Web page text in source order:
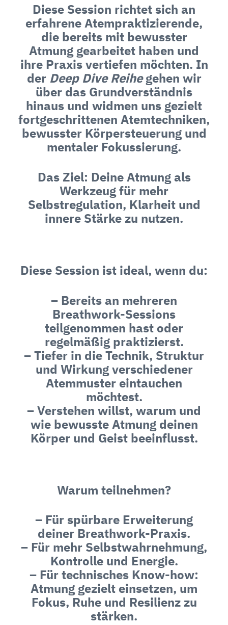
Diese Session richtet sich an
erfahrene Atempraktizierende,
die bereits mit bewusster
Atmung gearbeitet haben und
ihre Praxis vertiefen möchten. In
der Deep Dive Reihegehen wir
über das Grundverständnis
hinaus und widmen uns gezielt
fortgeschrittenen Atemtechniken,
bewusster Körpersteuerung und
mentaler Fokussierung.
Das Ziel: Deine Atmung als
Werkzeug für mehr
Selbstregulation, Klarheit und
innere Stärke zu nutzen.
Diese Session ist ideal, wenn du:
– Bereits an mehreren
Breathwork-Sessions
teilgenommen hast oder
regelmäßig praktizierst.
– Tiefer in die Technik, Struktur
und Wirkung verschiedener
Atemmuster eintauchen
möchtest.
– Verstehen willst, warum und
wie bewusste Atmung deinen
Körper und Geist beeinflusst.
Warum teilnehmen?
– Für spürbare Erweiterung
deiner Breathwork-Praxis.
– Für mehr Selbstwahrnehmung,
Kontrolle und Energie.
– Für technisches Know-how:
Atmung gezielt einsetzen, um
Fokus, Ruhe und Resilienz zu
stärken.